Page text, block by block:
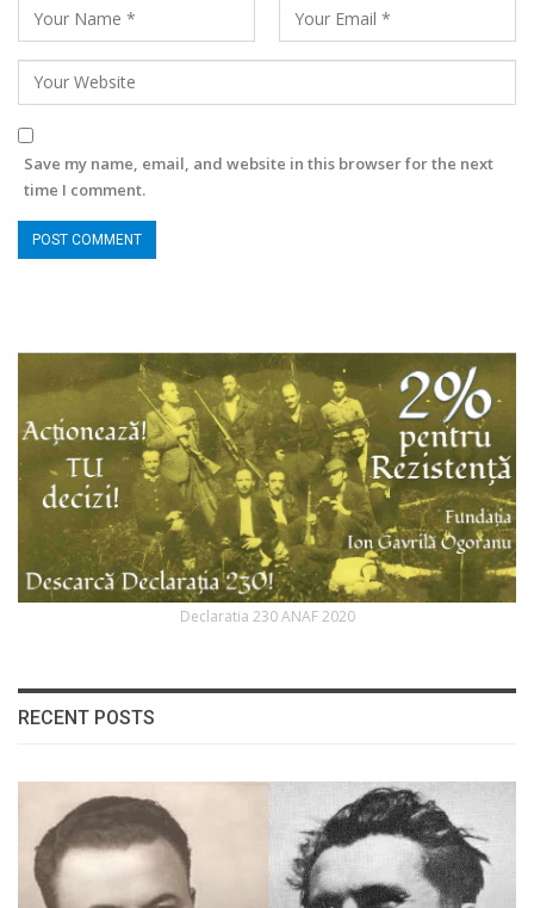
Save my name, email, and website in this browser for the next
time I comment.
Declaratia 230 ANAF 2020
RECENT POSTS